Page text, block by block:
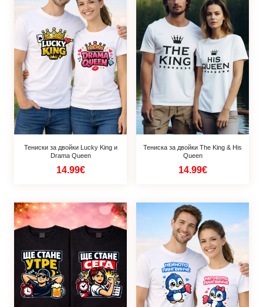
Тениски за двойки Lucky King и
Drama Queen
14.99€
Тениска за двойки The King & His
Queen
14.99€